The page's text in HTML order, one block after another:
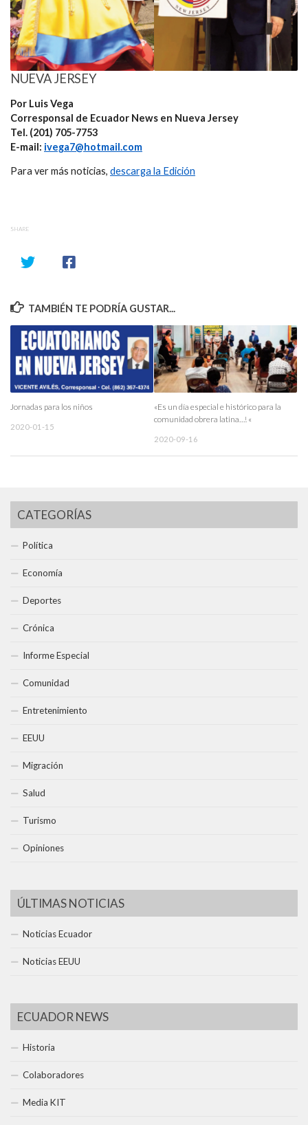
NUEVA JERSEY
Por Luis Vega
Corresponsal de Ecuador News en Nueva Jersey
Tel. (201) 705-7753
E-mail: ivega7@hotmail.com
Para ver más noticias, descarga la Edición
SHARE
TAMBIÉN TE PODRÍA GUSTAR...
Jornadas para los niños
2020-01-15
«Es un día especial e histórico para la
comunidad obrera latina…! «
2020-09-16
CATEGORÍAS
Política
Economía
Deportes
Crónica
Informe Especial
Comunidad
Entretenimiento
EEUU
Migración
Salud
Turismo
Opiniones
ÚLTIMAS NOTICIAS
Noticias Ecuador
Noticias EEUU
ECUADOR NEWS
Historia
Colaboradores
Media KIT